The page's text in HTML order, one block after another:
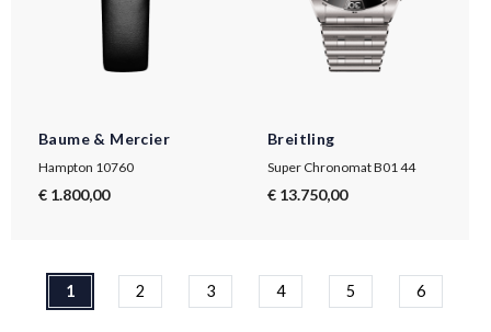
Baume & Mercier
Hampton 10760
€ 1.800,00
Breitling
Super Chronomat B01 44
€ 13.750,00
1 2 3 4 5 6